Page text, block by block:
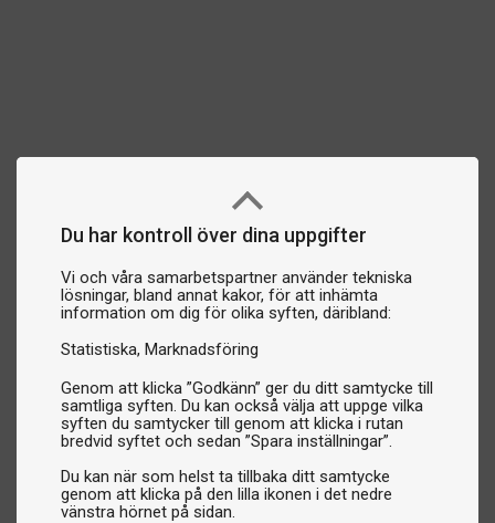
Du har kontroll över dina uppgifter
Vi och våra samarbetspartner använder tekniska
lösningar, bland annat kakor, för att inhämta
information om dig för olika syften, däribland:
Statistiska Marknadsföring
Genom att klicka ”Godkänn” ger du ditt samtycke till
samtliga syften. Du kan också välja att uppge vilka
syften du samtycker till genom att klicka i rutan
bredvid syftet och sedan ”Spara inställningar”.
Du kan när som helst ta tillbaka ditt samtycke
genom att klicka på den lilla ikonen i det nedre
vänstra hörnet på sidan.